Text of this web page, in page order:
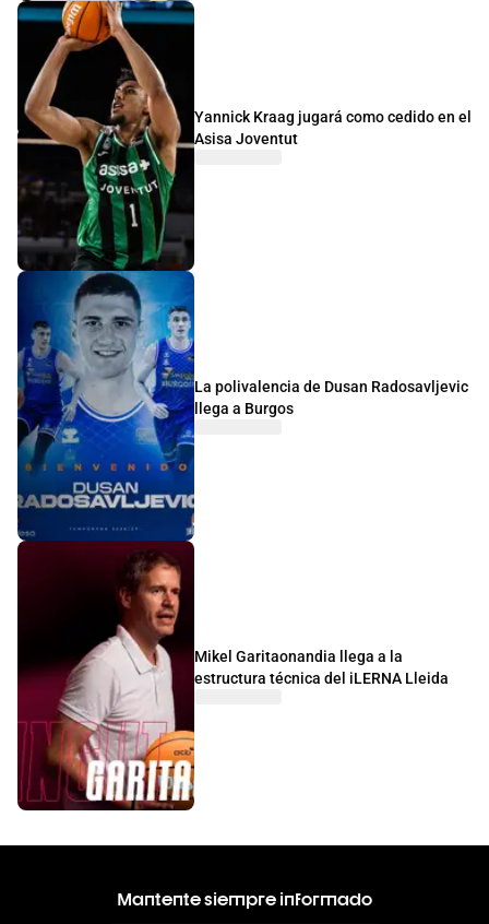
Yannick Kraag jugará como cedido en el
Asisa Joventut
La polivalencia de Dusan Radosavljevic
llega a Burgos
Mikel Garitaonandia llega a la
estructura técnica del iLERNA Lleida
Mantente siempre informado